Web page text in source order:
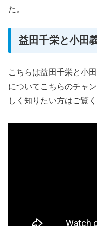
た。
益田千栄と小田
こちらは益田千栄と小
についてこちらのチャ
しく知りたい方はご覧く